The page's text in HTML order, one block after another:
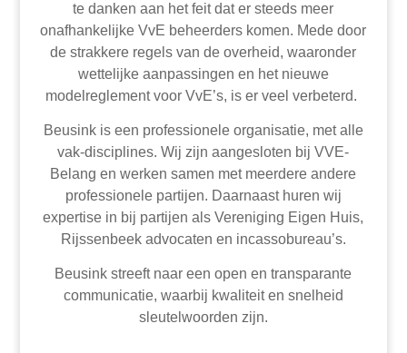
te danken aan het feit dat er steeds meer
onafhankelijke VvE beheerders komen. Mede door
de strakkere regels van de overheid, waaronder
wettelijke aanpassingen en het nieuwe
modelreglement voor VvE’s, is er veel verbeterd.
Beusink is een professionele organisatie, met alle
vak-disciplines. Wij zijn aangesloten bij VVE-
Belang en werken samen met meerdere andere
professionele partijen. Daarnaast huren wij
expertise in bij partijen als Vereniging Eigen Huis,
Rijssenbeek advocaten en incassobureau’s.
Beusink streeft naar een open en transparante
communicatie, waarbij kwaliteit en snelheid
sleutelwoorden zijn.